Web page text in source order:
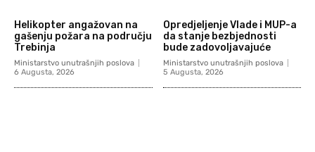
Helikopter angažovan na
gašenju požara na području
Trebinja
Ministarstvo unutrašnjih poslova
6 Augusta, 2026
Opredjeljenje Vlade i MUP-a
da stanje bezbjednosti
bude zadovoljavajuće
Ministarstvo unutrašnjih poslova
5 Augusta, 2026